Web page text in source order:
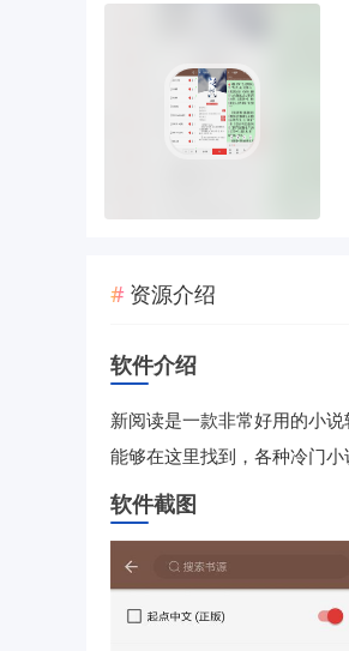
资源介绍
软件介绍
新阅读是一款非常好用的小
能够在这里找到，各种冷门
软件截图